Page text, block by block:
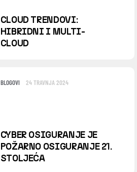
CLOUD TRENDOVI:
HIBRIDNI I MULTI-
CLOUD
BLOGOVI 24 TRAVNJA 2024
CYBER OSIGURANJE JE
POŽARNO OSIGURANJE 21.
STOLJEĆA